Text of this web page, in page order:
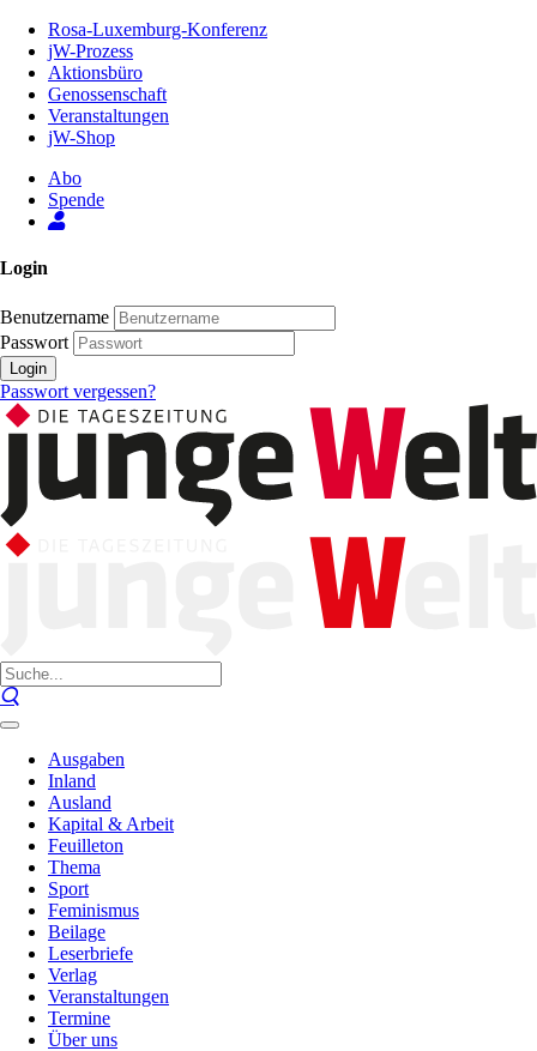
Inhalt
Seite
Rosa-Luxemburg-Konferenz
jW-Prozess
Aktionsbüro
Genossenschaft
Veranstaltungen
jW-Shop
Abo
Spende
Login
Benutzername
Passwort
Login
Passwort vergessen?
Ausgaben
Inland
Ausland
Kapital & Arbeit
Feuilleton
Thema
Sport
Feminismus
Beilage
Leserbriefe
Verlag
Veranstaltungen
Termine
Über uns